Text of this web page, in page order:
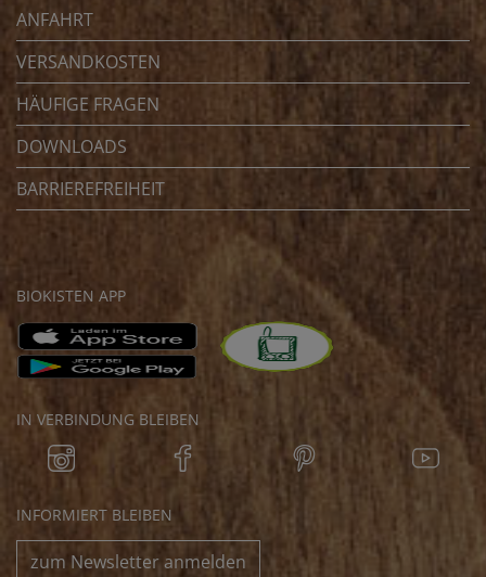
ANFAHRT
VERSANDKOSTEN
HÄUFIGE FRAGEN
DOWNLOADS
BARRIEREFREIHEIT
BIOKISTEN APP
IN VERBINDUNG BLEIBEN
INFORMIERT BLEIBEN
zum Newsletter anmelden